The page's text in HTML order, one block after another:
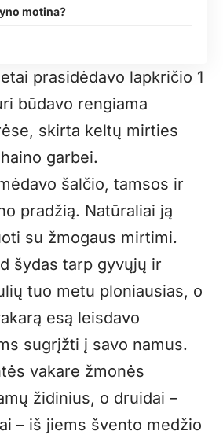
motina?
prasidėdavo lapkričio 1
būdavo rengiama
skirta keltų mirties
garbei.
šalčio, tamsos ir
pradžią. Natūraliai ją
su žmogaus mirtimi.
šydas tarp gyvųjų ir
tuo metu ploniausias, o
esą leisdavo
sugrįžti į savo namus.
vakare žmonės
židinius, o druidai –
– iš jiems švento medžio